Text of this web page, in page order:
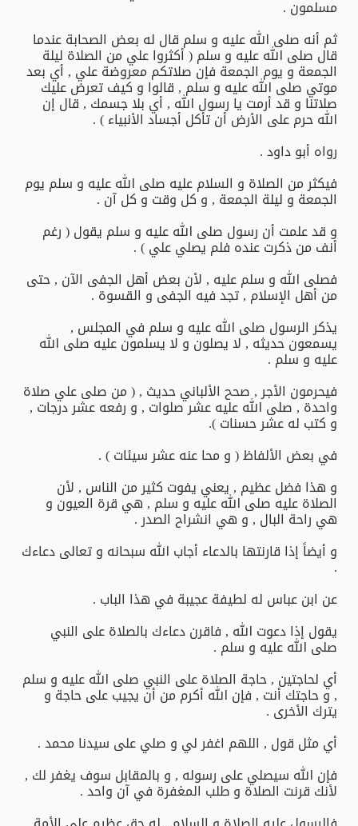
مسلمون .
ثم أنه صلى الله عليه و سلم قال له بعض الصحابة عندما
قال صلى الله عليه و سلم ( أكثروا علي من الصلاة ليلة
الجمعة و يوم الجمعة فإن صلاتكم معروضة علي , أي بعد
موتي صلى الله عليه و سلم , قالوا و كيف تعرض عليك
صلاتنا و قد أرمت يا رسول الله , أي بلا جسمك , قال إن
الله حرم على الأرض أن تأكل أجساد الأنبياء ) .
رواه أبو داود .
فيكثر من الصلاة و السلام عليه صلى الله عليه و سلم يوم
الجمعة و ليلة الجمعة , و كل وقت و كل آن .
و قد علمت أن رسول صلى الله عليه و سلم يقول ( رغم
أنف من ذكرت عنده فلم يصلي علي ) .
فصلى الله و سلم عليه , لأن بعض أهل الجفى الآن , حتى
من أهل الإسلام , تجد فيه الجفى و القسوة .
يذكر الرسول صلى الله عليه و سلم في المجلس ,
يسمعون حديثه , لا يصلون و لا يسلمون عليه صلى الله
عليه و سلم .
فيحرمون الأجر , صحح الألباني حديث , ( من صلى علي صلاة
واحدة , صلى الله عليه عشر صلوات , و رفعه عشر درجات ,
و كتب له عشر حسنات ).
في بعض الألفاظ ( و محا عنه عشر سيئات ) .
و هذا فضل عظيم , يعني يفوت كثير من الناس , لأن
الصلاة عليه صلى الله عليه و سلم , هي قرة العيون و
هي راحة البال , و هي انشراح الصدر .
و أيضاً إذا قارنتها بالدعاء أجاب الله سبحانه و تعالى دعاءك
.
عن ابن عباس له لطيفة عجيبة في هذا الباب .
يقول إذا دعوت الله , فاقرن دعاءك بالصلاة على النبي
صلى الله عليه و سلم .
أي لحاجتين , حاجة الصلاة على النبي صلى الله عليه و سلم
, و حاجتك أنت , فإن الله أكرم من أن يجيب على حاجة و
يترك الأخرى .
أي مثل قول , اللهم اغفر لي و صلي على سيدنا محمد .
فإن الله سيصلي على رسوله , و بالمقابل سوف يغفر لك ,
لأنك قرنت الصلاة و طلب المغفرة في آن واحد .